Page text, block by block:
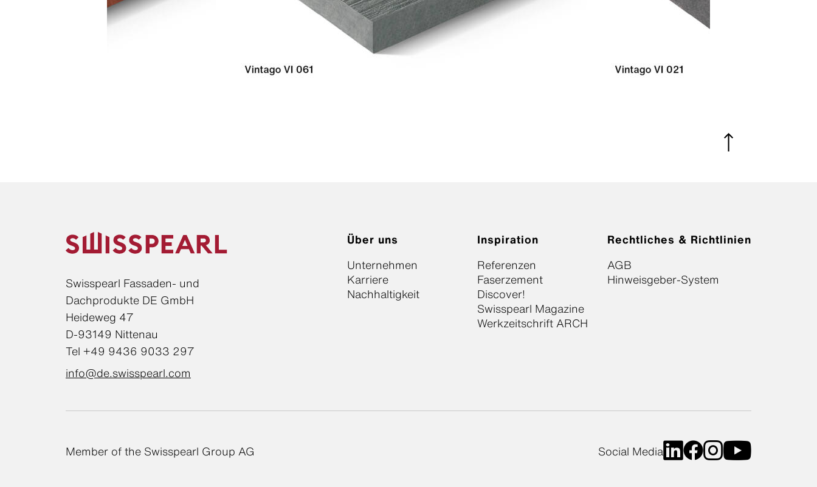
Swisspearl Fassaden- und
Dachprodukte DE GmbH
Heideweg 47
D-93149 Nittenau
Tel +49 9436 9033 297
info@de.swisspearl.com
Über uns
Unternehmen
Karriere
Nachhaltigkeit
Inspiration
Referenzen
Faserzement
Discover!
Swisspearl Magazine
Werkzeitschrift ARCH
Rechtliches & Richtlinien
AGB
Hinweisgeber-System
Member of the Swisspearl Group AG Social Media